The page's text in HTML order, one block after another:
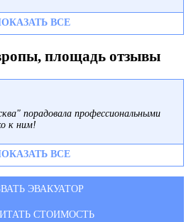
ВСЕ
площадь отзывы
порадовала профессиональными
к ним!
ВСЕ
ЭВАКУАТОР
СТОИМОСТЬ